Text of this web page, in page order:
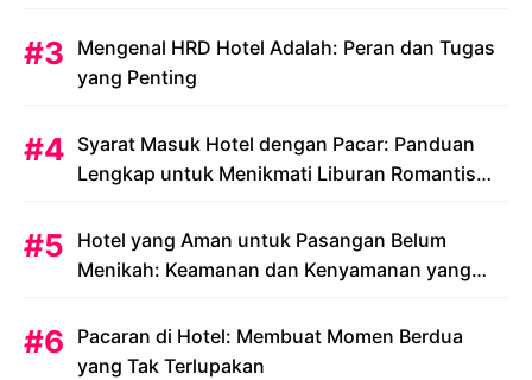
Mengenal HRD Hotel Adalah: Peran dan Tugas
yang Penting
Syarat Masuk Hotel dengan Pacar: Panduan
Lengkap untuk Menikmati Liburan Romantis
Hotel yang Aman untuk Pasangan Belum
Menikah: Keamanan dan Kenyamanan yang
Pacaran di Hotel: Membuat Momen Berdua
yang Tak Terlupakan